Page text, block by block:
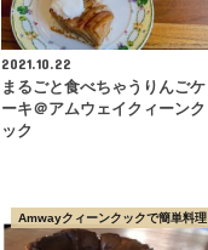
2021.10.22
まるごと食べちゃうりんごケ
ーキ＠アムウェイクィーンク
ック
Amwayクィーンクックで簡単料理